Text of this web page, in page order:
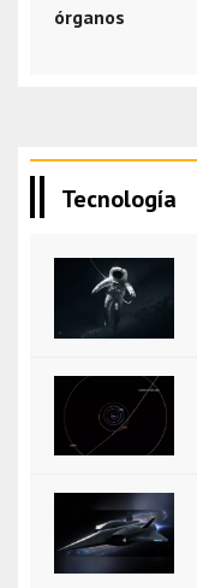
órganos
Tecnología